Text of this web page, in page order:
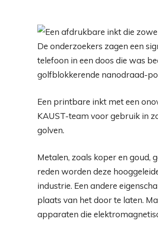
De onderzoekers zagen een
telefoon in een doos die was
golfblokkerende nanodraad-
Een printbare inkt met een
KAUST-team voor gebruik in
golven.
Metalen, zoals koper en goud,
reden worden deze
industrie. Een andere
plaats van het door te laten.
apparaten die